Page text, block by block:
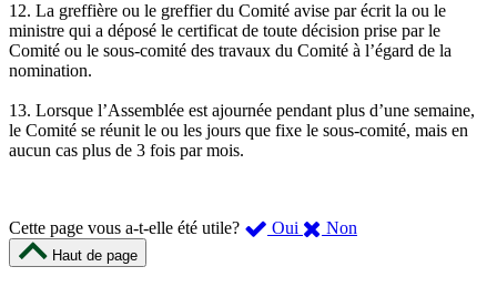
12. La greffière ou le greffier du Comité avise par écrit la ou le
ministre qui a déposé le certificat de toute décision prise par le
Comité ou le sous-comité des travaux du Comité à l’égard de la
nomination.
13. Lorsque l’Assemblée est ajournée pendant plus d’une semaine,
le Comité se réunit le ou les jours que fixe le sous-comité, mais en
aucun cas plus de 3 fois par mois.
Cette page vous a-t-elle été utile? Oui ,
Non
Haut de page